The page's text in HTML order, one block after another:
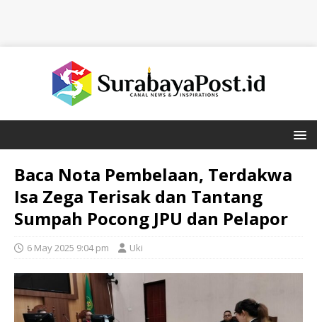
Baca Nota Pembelaan, Terdakwa
Isa Zega Terisak dan Tantang
Sumpah Pocong JPU dan Pelapor
6 May 2025 9:04 pm Uki